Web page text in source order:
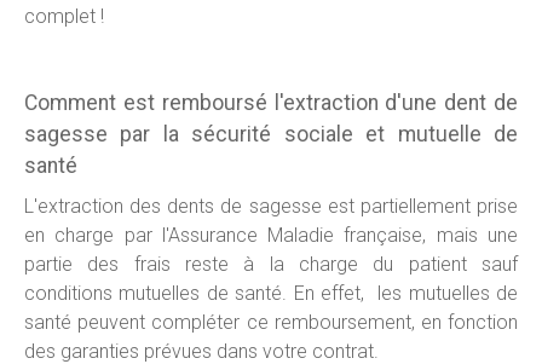
complet !
Comment est remboursé l'extraction d'une dent de
sagesse par la sécurité sociale et mutuelle de
santé
L'extraction des dents de sagesse est partiellement prise
en charge par l'Assurance Maladie française, mais une
partie des frais reste à la charge du patient sauf
conditions mutuelles de santé. En effet, les mutuelles de
santé peuvent compléter ce remboursement, en fonction
des garanties prévues dans votre contrat.